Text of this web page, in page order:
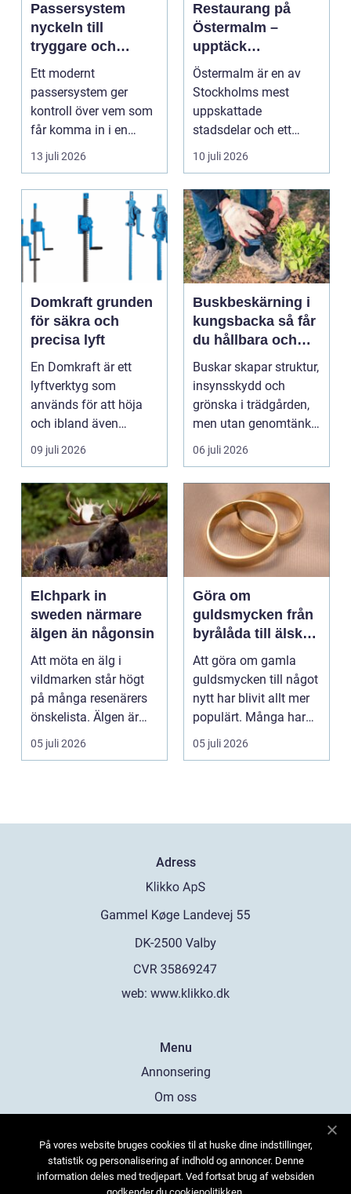
Passersystem
nyckeln till
tryggare och
smidigare tillträde
Ett modernt
passersystem ger
kontroll över vem som
får komma in i en
byggnad, när de får
komma in oc...
13 juli 2026
Restaurang på
Östermalm –
upptäck
matupplevelser i
en av Stockholms
mest attraktiva
stadsdelar
Östermalm är en av
Stockholms mest
uppskattade
stadsdelar och ett
självklart val f&ou...
10 juli 2026
Domkraft grunden
för säkra och
precisa lyft
En Domkraft är ett
lyftverktyg som
används för att höja
och ibland även
positionera tunga
objekt, so...
09 juli 2026
Buskbeskärning i
kungsbacka så får
du hållbara och
vackra buskar året
runt
Buskar skapar struktur,
insynsskydd och
grönska i trädgården,
men utan genomtänkt
beskärning blir de...
06 juli 2026
Elchpark in
sweden närmare
älgen än någonsin
Att möta en älg i
vildmarken står högt
på många resenärers
önskelista. Älgen är
Skandinaviens ikonis...
05 juli 2026
Göra om
guldsmycken från
byrålåda till älskad
favorit
Att göra om gamla
guldsmycken till något
nytt har blivit allt mer
populärt. Många har
ärvda ringar, ...
05 juli 2026
Adress
web: www.klikko.dk
Menu
Annonsering
Om oss
Kontakta oss
Sitemap
På vores website bruges cookies til at huske dine indstillinger,
statistik og personalisering af indhold og annoncer. Denne
information deles med tredjepart. Ved fortsat brug af websiden